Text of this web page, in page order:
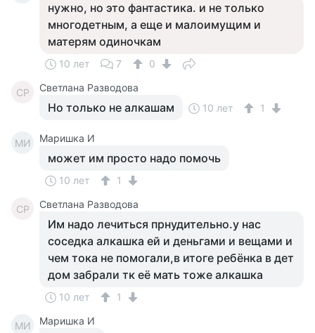
нужно, но это фантастика. и не только
многодетным, а еще и малоимущим и
матерям одиночкам
10 лет 7 0
СР Светлана Разводова
Но только не алкашам 10 лет 1
МИ Маришка И
может им просто надо помочь
10 лет 1
СР Светлана Разводова
Им надо лечиться прнудительно.у нас
соседка алкашка ей и деньгами и вещами и
чем тока не помогали,в итоге ребёнка в дет
дом забрали тк её мать тоже алкашка
10 лет 1
МИ Маришка И